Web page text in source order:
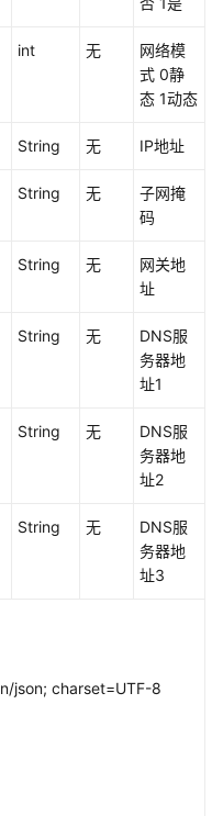
int 无
网络模
式 0静
态 1动态
String 无 IP地址
String 无
子网掩
码
String 无
网关地
址
String 无
DNS服
务器地
址1
String 无
DNS服
务器地
址2
String 无
DNS服
务器地
址3
json; charset=UTF-8